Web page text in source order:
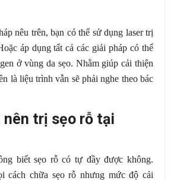
nêu trên, bạn có thể sử dụng laser trị
áp dụng tất cả các giải pháp có thể
ở vùng da sẹo. Nhằm giúp cải thiện
là liệu trình vẫn sẽ phải nghe theo bác
nên trị sẹo rỗ tại
biết sẹo rỗ có tự đầy được không.
cách chữa sẹo rỗ nhưng mức độ cải